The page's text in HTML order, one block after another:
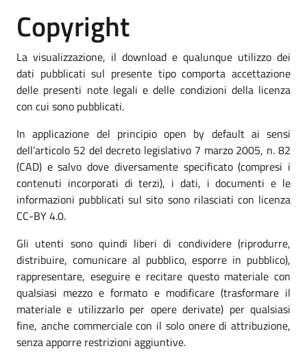
Copyright
La visualizzazione, il download e qualunque utilizzo dei
dati pubblicati sul presente tipo comporta accettazione
delle presenti note legali e delle condizioni della licenza
con cui sono pubblicati.
In applicazione del principio open by default ai sensi
dell’articolo 52 del decreto legislativo 7 marzo 2005, n. 82
(CAD) e salvo dove diversamente specificato (compresi i
contenuti incorporati di terzi), i dati, i documenti e le
informazioni pubblicati sul sito sono rilasciati con licenza
CC-BY 4.0.
Gli utenti sono quindi liberi di condividere (riprodurre,
distribuire, comunicare al pubblico, esporre in pubblico),
rappresentare, eseguire e recitare questo materiale con
qualsiasi mezzo e formato e modificare (trasformare il
materiale e utilizzarlo per opere derivate) per qualsiasi
fine, anche commerciale con il solo onere di attribuzione,
senza apporre restrizioni aggiuntive.